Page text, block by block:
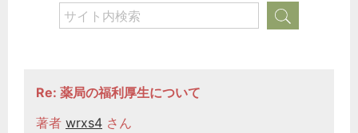
Re: 薬局の福利厚生について
著者 wrxs4 さん